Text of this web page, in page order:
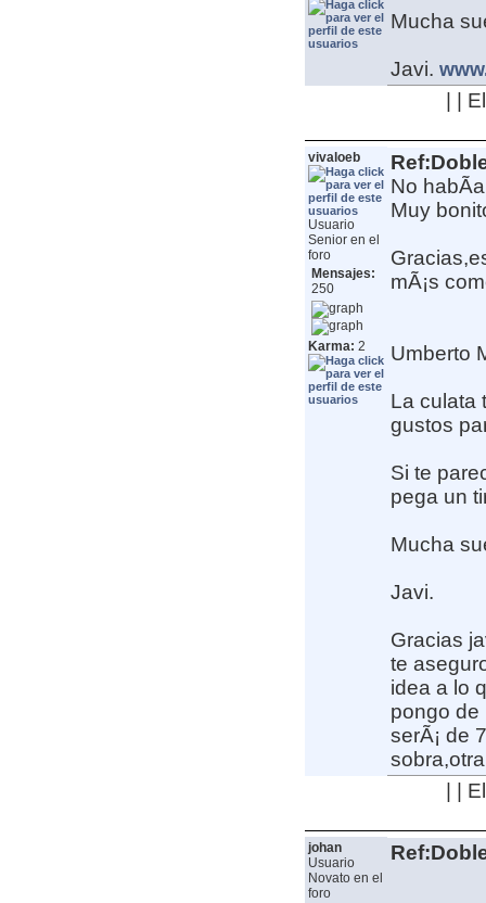
Mucha
Javi.
| |
vivaloeb
Usuario
Senior en el
foro
Mensajes:
250
Karma: 2
No
Muy
mÃ¡s
Umberto
La culata
gustos
Si te
pega un
Mucha
Javi.
Gracias
te
idea a lo
pongo de
serÃ¡ de
| |
johan
Usuario
Novato en el
foro